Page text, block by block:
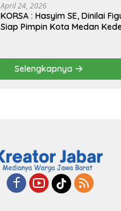
April 24, 2026
KORSA : Hasyim SE, Dinilai
Siap Pimpin Kota Medan
Selengkapnya